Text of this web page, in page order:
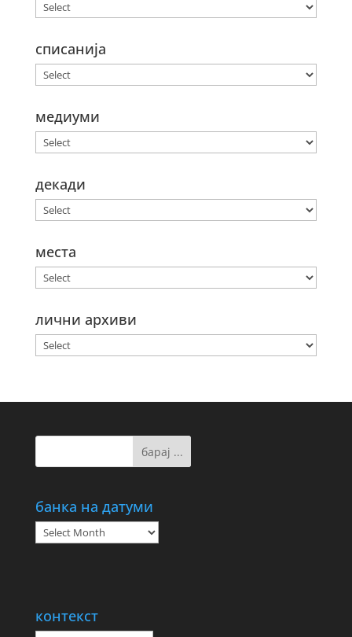
списанија
медиуми
декади
места
лични архиви
банка на датуми
банка
на
контекст